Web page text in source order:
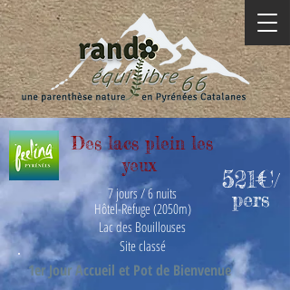
Des lacs plein les
yeux
1er Jour Accueil et Pot de Bienvenue
7 jours / 6 nuits
Hôtel-Refuge (2050m)
Lac des Bouillouses
Site classé
521€/
pers